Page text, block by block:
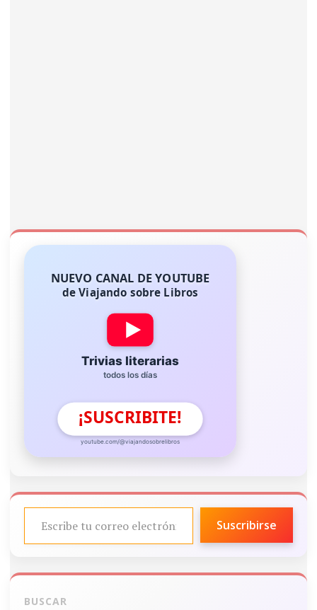
NUEVO CANAL DE YOUTUBE
de Viajando sobre Libros
Trivias literarias
todos los días
¡SUSCRIBITE!
youtube.com/@viajandosobrelibros
ESCRIBE TU CORREO ELECTRÓNICO…
Suscribirse
BUSCAR